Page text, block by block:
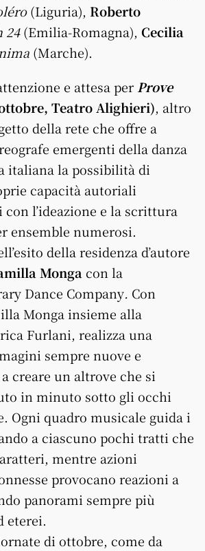
(Liguria), Roberto
24(Emilia-Romagna), Cecilia
(Marche).
e attesa per Prove
Teatro Alighieri), altro
della rete che offre a
emergenti della danza
italiana la possibilità di
capacità autoriali
l’ideazione e la scrittura
ensemble numerosi.
della residenza d’autore
Monga con la
Dance Company. Con
Monga insieme alla
Furlani, realizza una
sempre nuove e
creare un altrove che si
in minuto sotto gli occhi
Ogni quadro musicale guida i
a ciascuno pochi tratti che
mentre azioni
provocano reazioni a
panorami sempre più
eterei.
di ottobre, come da